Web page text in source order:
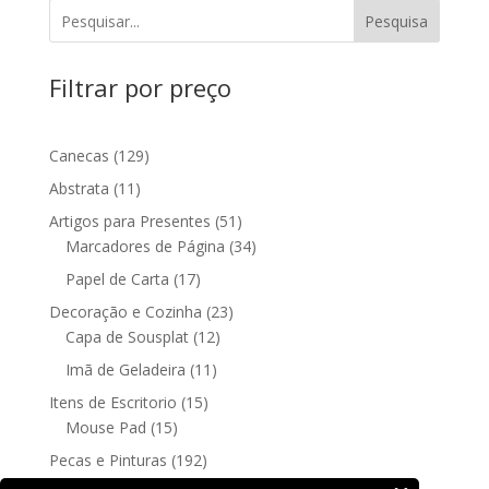
Pesquisa
Filtrar por preço
Canecas 129129
Abstrata 11 11
produtos
Artigos para Presentes 51 51
produtos
Marcadores de Página 3434
Papel de Carta 1717
produtos
Decoração e Cozinha 2323
Capa de Sousplat 1212
produtos
Imã de Geladeira 11 11
Itens de Escritorio 1515
Mouse Pad 1515
produtos
Pecas e Pinturas 192192
produtos
192